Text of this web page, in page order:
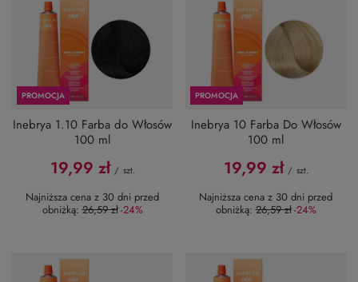
PROMOCJA
Inebrya 1.10 Farba do Włosów
100 ml
19,99 zł / szt.
Najniższa cena z 30 dni przed
obniżką:26,59 zł-24%
PROMOCJA
Inebrya 10 Farba Do Włosów
100 ml
19,99 zł / szt.
Najniższa cena z 30 dni przed
obniżką:26,59 zł-24%